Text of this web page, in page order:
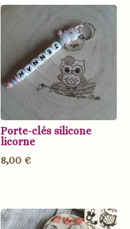
Porte-clés silicone
licorne
8,00 €